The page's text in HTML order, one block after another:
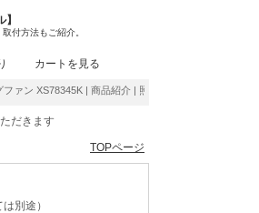
付方法もご紹介。
カートを見る
XS78345K | 商品紹介 | 照明器具の通販・インテリア
だきます
TOPページ
別途）